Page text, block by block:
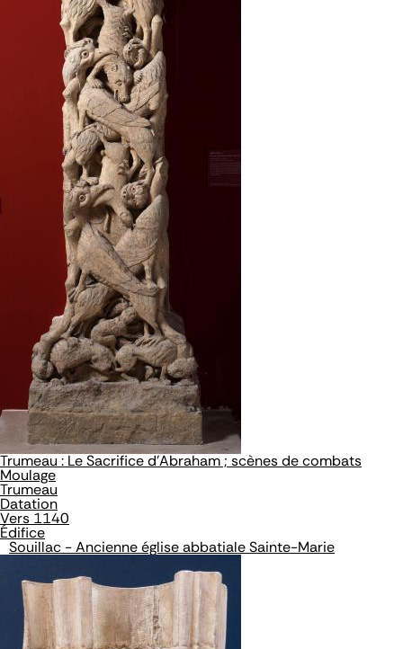
Trumeau : Le Sacrifice d'Abraham ; scènes de combats
Moulage
Trumeau
Datation
Vers 1140
Édifice
Souillac - Ancienne église abbatiale Sainte-Marie